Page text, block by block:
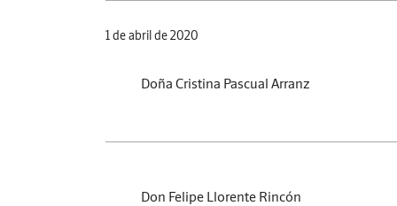
1 de abril de 2020
Doña Cristina Pascual Arranz
Don Felipe Llorente Rincón